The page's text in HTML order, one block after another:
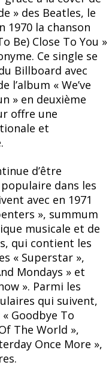
» des Beatles, le
1970 la chanson
Be) Close To You »
Ce single se
Billboard avec
l’album « We’ve
» en deuxième
offre une
et
d’être
dans les
avec en 1971
», summum
musicale et de
qui contient les
« Superstar »,
Mondays » et
». Parmi les
qui suivent,
Goodbye To
The World »,
Once More »,